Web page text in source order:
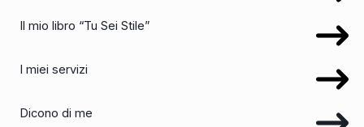
Il mio libro “Tu Sei Stile”
I miei servizi
Dicono di me